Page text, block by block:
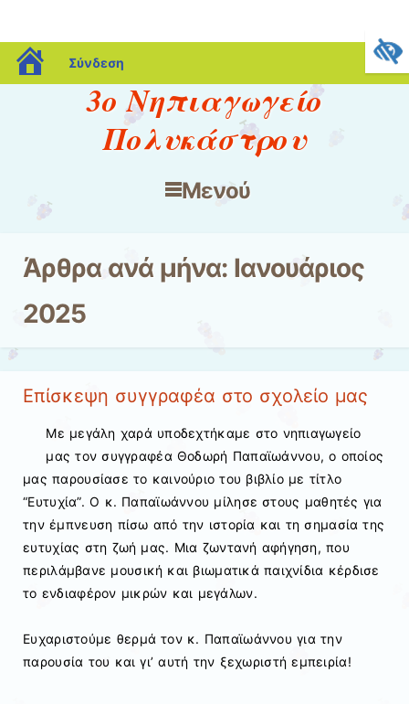
blogs.sch.gr
Σύνδεση
3o Νηπιαγωγείο
Πολυκάστρου
Μενού
Μετάβαση στο περιεχόμενο
Άρθρα ανά μήνα: Ιανουάριος
2025
Επίσκεψη συγγραφέα στο σχολείο μας
Με μεγάλη χαρά υποδεχτήκαμε στο νηπιαγωγείο
μας τον συγγραφέα Θοδωρή Παπαϊωάννου, ο οποίος
μας παρουσίασε το καινούριο του βιβλίο με τίτλο
“Ευτυχία”. Ο κ. Παπαϊωάννου μίλησε στους μαθητές για
την έμπνευση πίσω από την ιστορία και τη σημασία της
ευτυχίας στη ζωή μας. Μια ζωντανή αφήγηση, που
περιλάμβανε μουσική και βιωματικά παιχνίδια κέρδισε
το ενδιαφέρον μικρών και μεγάλων.
Ευχαριστούμε θερμά τον κ. Παπαϊωάννου για την
παρουσία του και γι’ αυτή την ξεχωριστή εμπειρία!